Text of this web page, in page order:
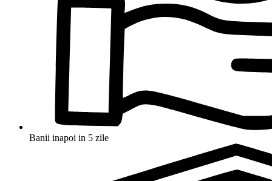
Banii inapoi in 5 zile